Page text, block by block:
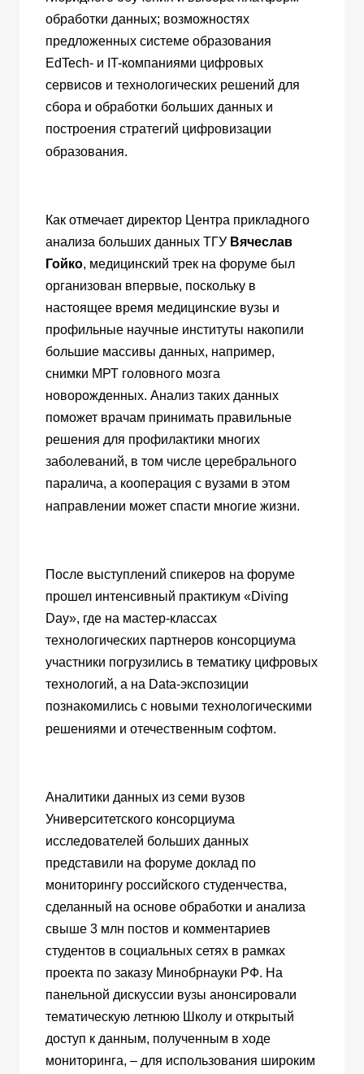
обработки данных; возможностях
предложенных системе образования
EdTech- и IT-компаниями цифровых
сервисов и технологических решений для
сбора и обработки больших данных и
построения стратегий цифровизации
образования.
Как отмечает директор Центра прикладного
анализа больших данных ТГУ Вячеслав
Гойко, медицинский трек на форуме был
организован впервые, поскольку в
настоящее время медицинские вузы и
профильные научные институты накопили
большие массивы данных, например,
снимки МРТ головного мозга
новорожденных. Анализ таких данных
поможет врачам принимать правильные
решения для профилактики многих
заболеваний, в том числе церебрального
паралича, а кооперация с вузами в этом
направлении может спасти многие жизни.
После выступлений спикеров на форуме
прошел интенсивный практикум «Diving
Day», где на мастер-классах
технологических партнеров консорциума
участники погрузились в тематику цифровых
технологий, а на Data-экспозиции
познакомились с новыми технологическими
решениями и отечественным софтом.
Аналитики данных из семи вузов
Университетского консорциума
исследователей больших данных
представили на форуме доклад по
мониторингу российского студенчества,
сделанный на основе обработки и анализа
свыше 3 млн постов и комментариев
студентов в социальных сетях в рамках
проекта по заказу Минобрнауки РФ. На
панельной дискуссии вузы анонсировали
тематическую летнюю Школу и открытый
доступ к данным, полученным в ходе
мониторинга, – для использования широким